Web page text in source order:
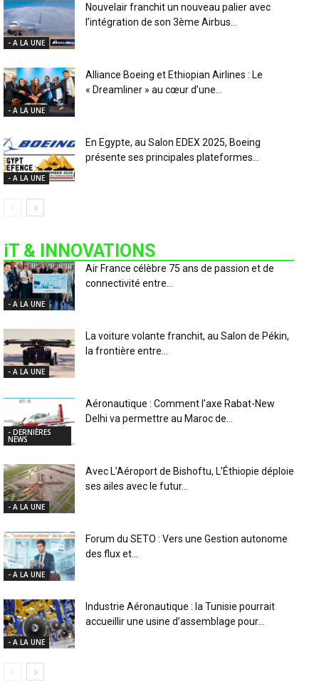
- A LA UNE
Nouvelair franchit un nouveau palier avec
l’intégration de son 3ème Airbus...
- A LA UNE
Alliance Boeing et Ethiopian Airlines : Le
« Dreamliner » au cœur d’une...
- A LA UNE
En Egypte, au Salon EDEX 2025, Boeing
présente ses principales plateformes...
iT & INNOVATIONS
- A LA UNE
Air France célèbre 75 ans de passion et de
connectivité entre...
- A LA UNE
La voiture volante franchit, au Salon de Pékin,
la frontière entre...
- DERNIÈRES
NEWS
Aéronautique : Comment l’axe Rabat-New
Delhi va permettre au Maroc de...
- A LA UNE
Avec L’Aéroport de Bishoftu, L’Éthiopie déploie
ses ailes avec le futur...
- A LA UNE
Forum du SETO : Vers une Gestion autonome
des flux et...
- A LA UNE
Industrie Aéronautique : la Tunisie pourrait
accueillir une usine d’assemblage pour...